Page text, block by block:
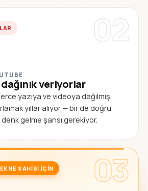
02
veriyorlar
yazıya ve videoya dağılmış.
yıllar alıyor — bir de doğru
gelme şansı gerekiyor.
03
SAHIBI IÇIN